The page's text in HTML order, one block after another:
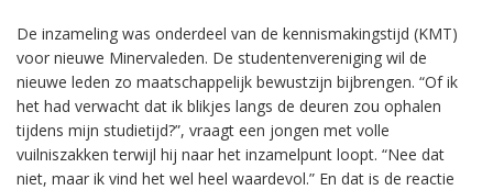
De inzameling was onderdeel van de kennismakingstijd (KMT)
voor nieuwe Minervaleden. De studentenvereniging wil de
nieuwe leden zo maatschappelijk bewustzijn bijbrengen. “Of ik
het had verwacht dat ik blikjes langs de deuren zou ophalen
tijdens mijn studietijd?”, vraagt een jongen met volle
vuilniszakken terwijl hij naar het inzamelpunt loopt. “Nee dat
niet, maar ik vind het wel heel waardevol.” En dat is de reactie